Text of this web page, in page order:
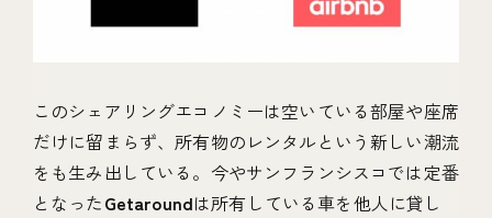
このシェアリングエコノミーは空いている部屋や座席
だけに留まらず、所有物のレンタルという新しい潮流
をも生み出している。今やサンフランシスコでは定番
となったGetaroundは所有している車を他人に貸し